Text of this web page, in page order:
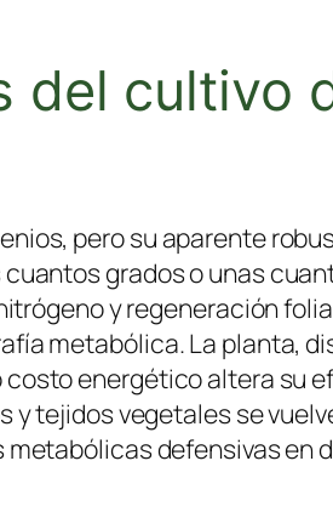
del cultivo
pero su aparente
grados o unas
y regeneración
metabólica. La planta,
energético altera su
tejidos vegetales se
defensivas en